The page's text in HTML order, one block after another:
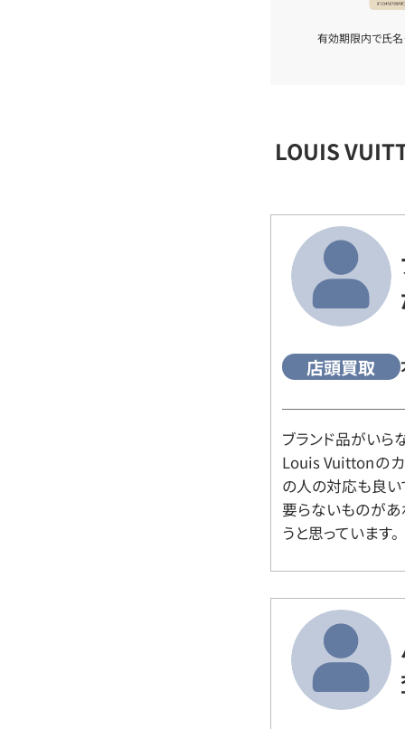
有効期限内で氏名
LOUIS
店頭買取
ブランド品がいら
Louis Vuittonの
の人の対応も良い
要らないものがあ
うと思っています。